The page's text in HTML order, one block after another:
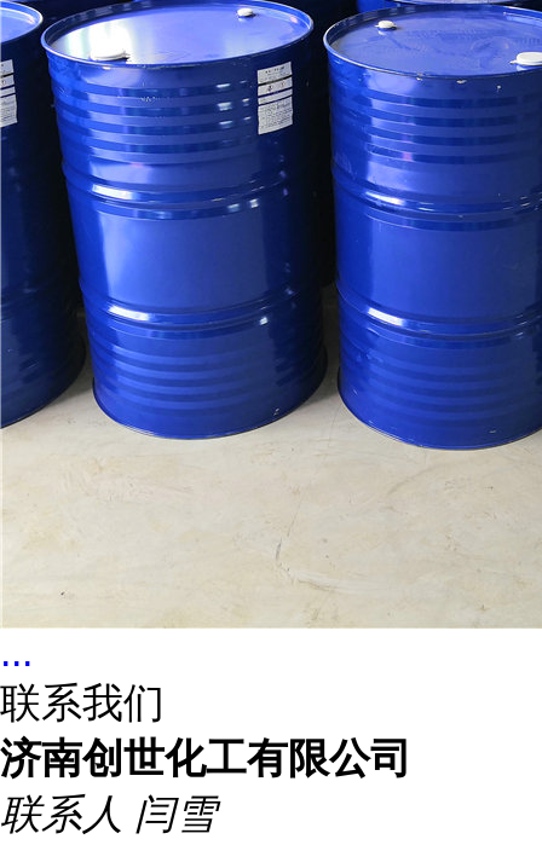
...
联系我们
济南创世化工有限公司
联系人 闫雪